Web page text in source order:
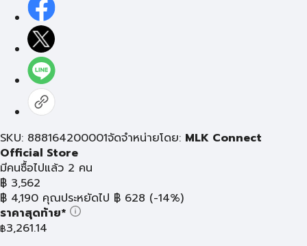
SKU: 888164200001จัดจำหน่ายโดย: MLK Connect
Official Store
มีคนซื้อไปแล้ว 2 คน
฿ 3,562
฿ 4,190 คุณประหยัดไป ฿ 628 (-14%)
ราคาสุดท้าย*
฿3,261.14